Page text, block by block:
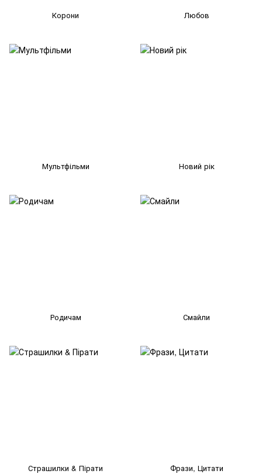
Корони Любов
Мультфільми Новий рік
Родичам Смайли
Страшилки & Пірати Фрази, Цитати